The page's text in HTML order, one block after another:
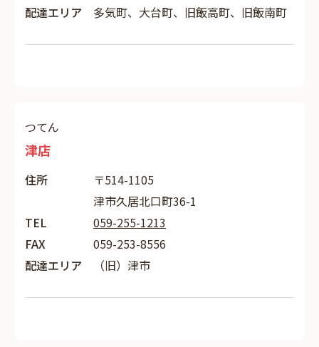
配達エリア 多気町、大台町、旧飯高町、旧飯南町
つてん
津店
住所
〒514-1105
津市久居北口町36-1
TEL
059-255-1213
FAX
059-253-8556
配達エリア
（旧）津市